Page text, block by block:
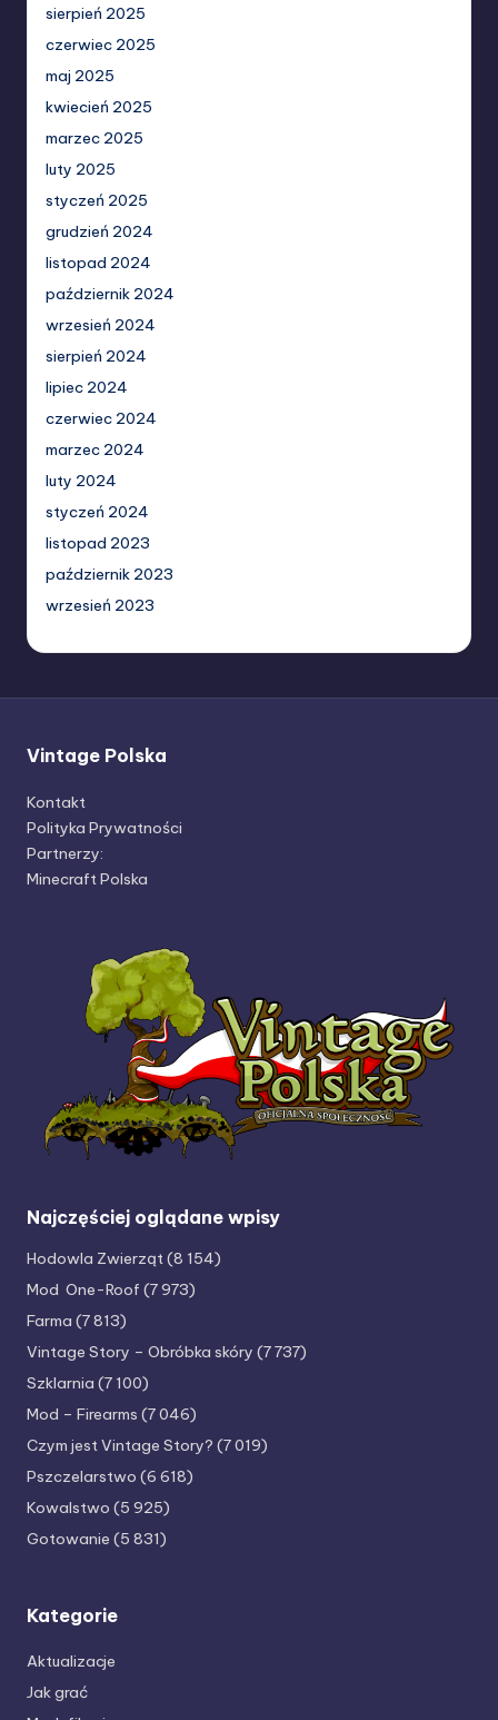
sierpień 2025
czerwiec 2025
maj 2025
kwiecień 2025
marzec 2025
luty 2025
styczeń 2025
grudzień 2024
listopad 2024
październik 2024
wrzesień 2024
sierpień 2024
lipiec 2024
czerwiec 2024
marzec 2024
luty 2024
styczeń 2024
listopad 2023
październik 2023
wrzesień 2023
Vintage Polska
Kontakt
Polityka Prywatności
Partnerzy:
Minecraft Polska
Najczęściej oglądane wpisy
Hodowla Zwierząt(8 154)
Mod One-Roof (7 973)
Farma (7 813)
Vintage Story – Obróbka skóry (7 737)
Szklarnia (7 100)
Mod – Firearms (7 046)
Czym jest Vintage Story? (7 019)
Pszczelarstwo (6 618)
Kowalstwo (5 925)
Gotowanie (5 831)
Kategorie
Aktualizacje
Jak grać